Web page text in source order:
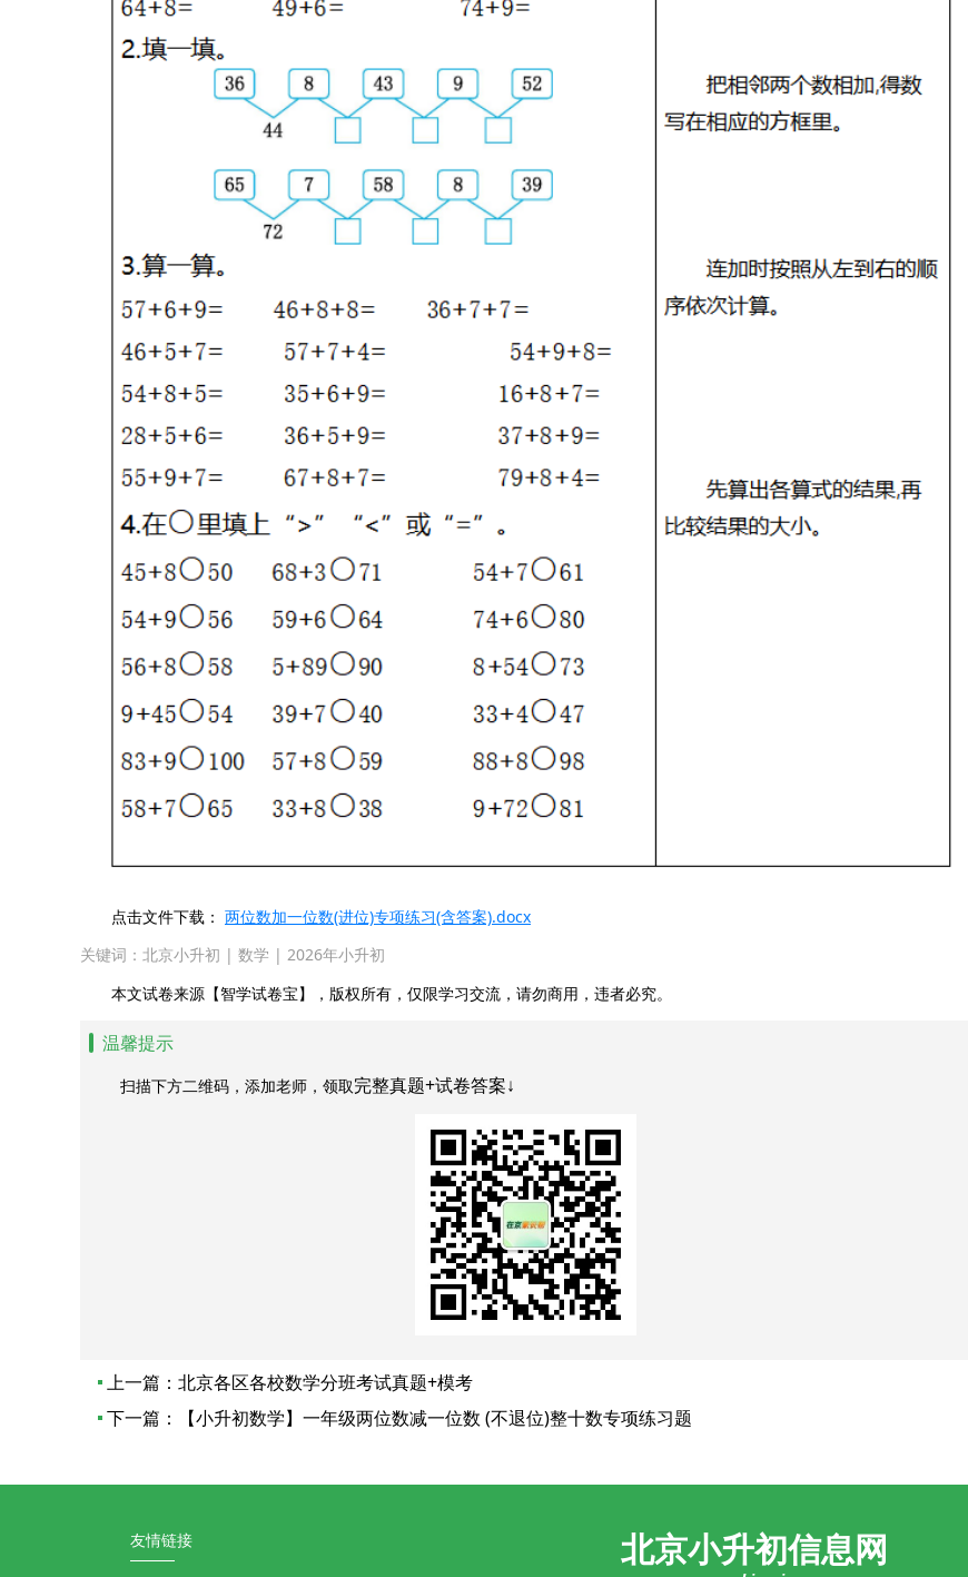
点击文件下载： 两位数加一位数(进位)专项练习(含答案).docx
关键词： 北京小升初 | 数学 | 2026年小升初
本文试卷来源【智学试卷宝】，版权所有，仅限学习交流，请勿商用，违者必究。
温馨提示
扫描下方二维码，添加老师，领取完整真题+试卷答案↓
上一篇： 北京各区各校数学分班考试真题+模考
下一篇：
【小升初数学】一年级两位数减一位数 (不退位)整十数专项练习题
友情链接 北京小升初信息网